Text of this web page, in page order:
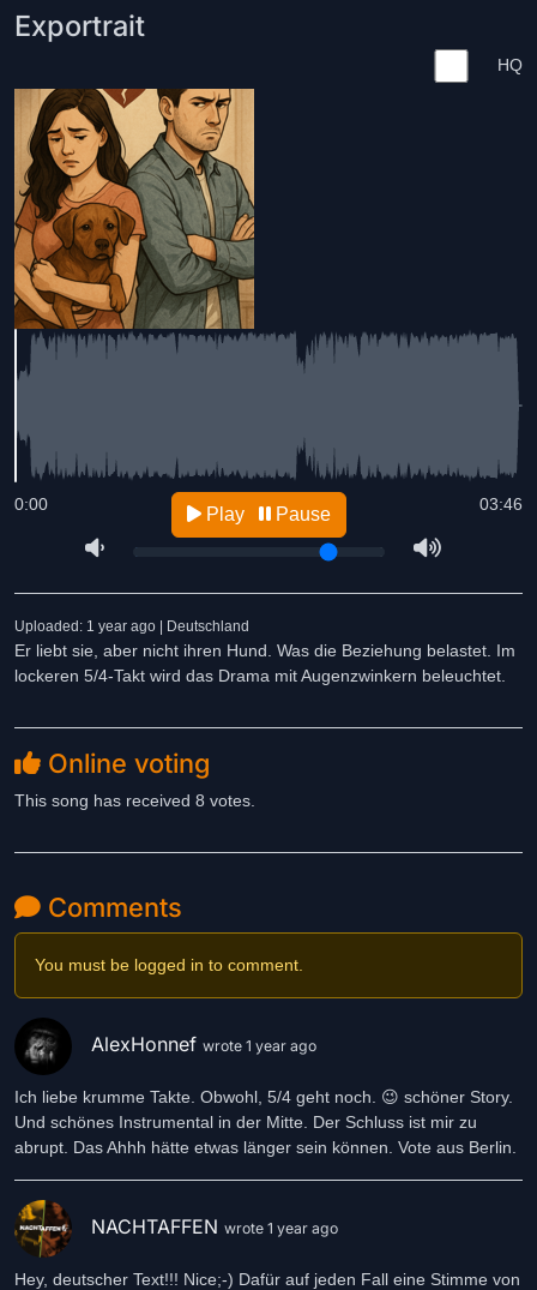
Exportrait
HQ
03:46
0:00 Play Pause
Uploaded: 1 year ago | Deutschland
Er liebt sie, aber nicht ihren Hund. Was die Beziehung belastet. Im
lockeren 5/4-Takt wird das Drama mit Augenzwinkern beleuchtet.
Online voting
This song has received 8 votes.
Comments
You must be logged in to comment.
AlexHonnef wrote 1 year ago
Ich liebe krumme Takte. Obwohl, 5/4 geht noch. 😉 schöner Story.
Und schönes Instrumental in der Mitte. Der Schluss ist mir zu
abrupt. Das Ahhh hätte etwas länger sein können. Vote aus Berlin.
NACHTAFFEN wrote 1 year ago
Hey, deutscher Text!!! Nice;-) Dafür auf jeden Fall eine Stimme von